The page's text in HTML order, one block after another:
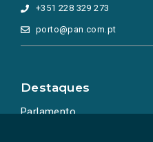
+351 228 329 273
porto@pan.com.pt
Destaques
Parlamento